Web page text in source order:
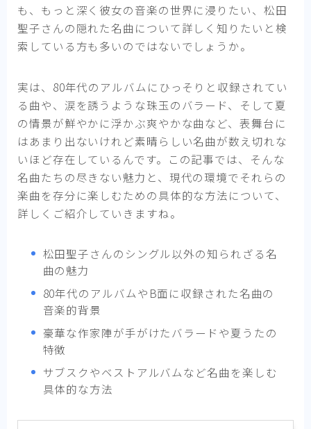
も、もっと深く彼女の音楽の世界に浸りたい、松田
聖子さんの隠れた名曲について詳しく知りたいと検
索している方も多いのではないでしょうか。
実は、80年代のアルバムにひっそりと収録されてい
る曲や、涙を誘うような珠玉のバラード、そして夏
の情景が鮮やかに浮かぶ爽やかな曲など、表舞台に
はあまり出ないけれど素晴らしい名曲が数え切れな
いほど存在しているんです。この記事では、そんな
名曲たちの尽きない魅力と、現代の環境でそれらの
楽曲を存分に楽しむための具体的な方法について、
詳しくご紹介していきますね。
松田聖子さんのシングル以外の知られざる名
曲の魅力
80年代のアルバムやB面に収録された名曲の
音楽的背景
豪華な作家陣が手がけたバラードや夏うたの
特徴
サブスクやベストアルバムなど名曲を楽しむ
具体的な方法